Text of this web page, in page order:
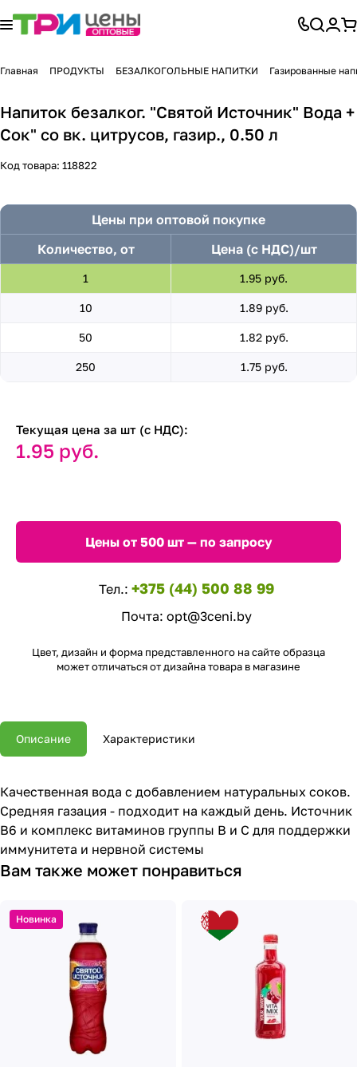
Главная ПРОДУКТЫ БЕЗАЛКОГОЛЬНЫЕ НАПИТКИ Газированные
Напиток безалког. "Святой Источник" Вода +
Сок" со вк. цитрусов, газир., 0.50 л
Код товара: 118822
Цены при оптовой покупке
Количество, от
Цена (с НДС)/шт
1 1.95 руб.
10 1.89 руб.
50 1.82 руб.
250 1.75 руб.
Текущая цена за шт (с НДС):
1.95 руб.
Цены от 500 шт — по запросу
Тел.: +375 (44) 500 88 99
Почта: opt@3ceni.by
Цвет, дизайн и форма представленного на сайте образца
может отличаться от дизайна товара в магазине
Описание Характеристики
Качественная вода с добавлением натуральных соков.
Средняя газация - подходит на каждый день. Источник
В6 и комплекс витаминов группы B и С для поддержки
иммунитета и нервной системы
Вам также может понравиться
Новинка